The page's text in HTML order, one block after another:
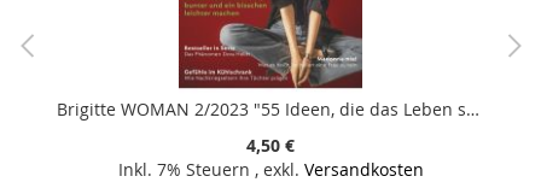
Brigitte WOMAN 2/2023 "55 Ideen, die das Leben schöner machen"
4,50 €
Inkl. 7% Steuern , exkl. Versandkosten